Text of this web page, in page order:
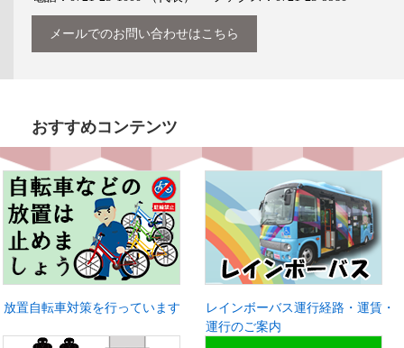
メールでのお問い合わせはこちら
おすすめコンテンツ
放置自転車対策を行っています
レインボーバス運行経路・運賃・
運行のご案内